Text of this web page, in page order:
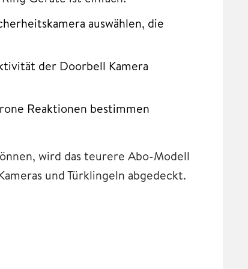
auswählen, die
der Doorbell Kamera
Reaktionen bestimmen
wird das teurere Abo-Modell
und Türklingeln abgedeckt.